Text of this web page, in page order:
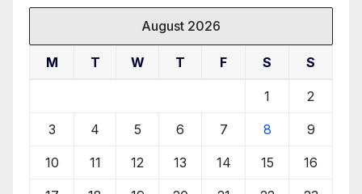
August 2026
M T W T F S S
1 2
3 4 5 6 7 8 9
10 11 12 13 14 15 16